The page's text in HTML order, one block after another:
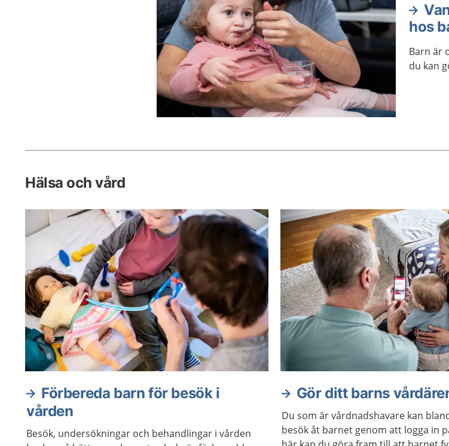
hos
Barn är
du kan
Hälsa och vård
Förbereda barn för besök i
vården
Besök, undersökningar och behandlingar i vården
Gör ditt barns
Du som är vårdnadshavare kan
besök åt barnet genom att logga in